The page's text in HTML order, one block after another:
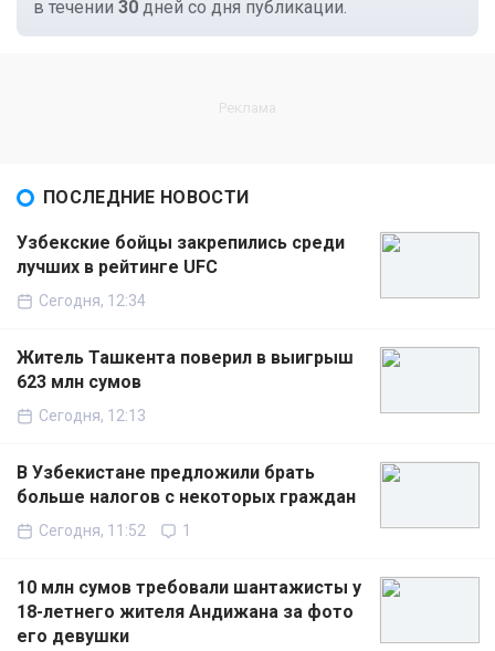
в течении 30 дней со дня публикации.
ПОСЛЕДНИЕ НОВОСТИ
Узбекские бойцы закрепились среди
лучших в рейтинге UFC
Сегодня, 12:34
Житель Ташкента поверил в выигрыш
623 млн сумов
Сегодня, 12:13
В Узбекистане предложили брать
больше налогов с некоторых граждан
Сегодня, 11:52 1
10 млн сумов требовали шантажисты у
18-летнего жителя Андижана за фото
его девушки